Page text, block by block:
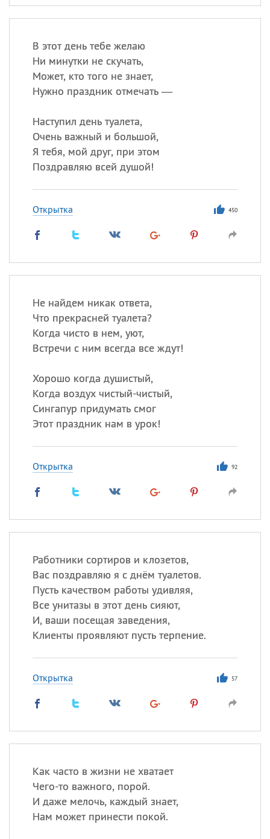
В этот день тебе желаю
Ни минутки не скучать,
Может, кто того не знает,
Нужно праздник отмечать —
Наступил день туалета,
Очень важный и большой,
Я тебя, мой друг, при этом
Поздравляю всей душой!
Открытка 450
Не найдем никак ответа,
Что прекрасней туалета?
Когда чисто в нем, уют,
Встречи с ним всегда все ждут!
Хорошо когда душистый,
Когда воздух чистый-чистый,
Сингапур придумать смог
Этот праздник нам в урок!
Открытка 92
Работники сортиров и клозетов,
Вас поздравляю я с днём туалетов.
Пусть качеством работы удивляя,
Все унитазы в этот день сияют,
И, ваши посещая заведения,
Клиенты проявляют пусть терпение.
Открытка 57
Как часто в жизни не хватает
Чего-то важного, порой.
И даже мелочь, каждый знает,
Нам может принести покой.